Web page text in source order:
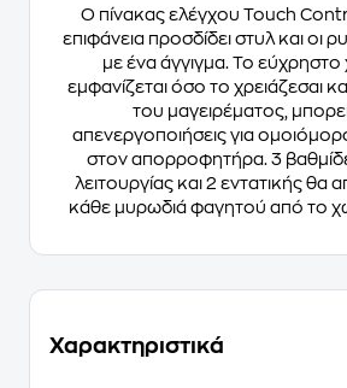
Ο πίνακας ελέγχου Touch
επιφάνεια προσδίδει στυλ και οι
με ένα άγγιγμα. Το εύχρηστο
εμφανίζεται όσο το χρειάζεσαι
του μαγειρέματος,
απενεργοποιήσεις για
στον απορροφητήρα. 3
λειτουργίας και 2 εντατικής
κάθε μυρωδιά φαγητού από το
Χαρακτηριστικά